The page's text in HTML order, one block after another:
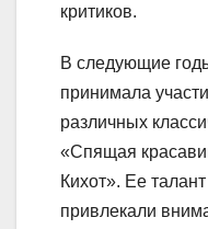
критиков.
В следующие
принимала
различных
«Спящая
Кихот». Ее
привлекали